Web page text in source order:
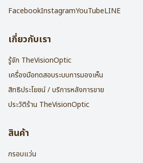
FacebookInstagramYouTubeLINE
เกี่ยวกับเรา
รู้จัก TheVisionOptic
เครื่องมือทดสอบระบบการมองเห็น
สิทธิประโยชน์ / บริการหลังการขาย
ประวัติร้าน TheVisionOptic
สินค้า
กรอบแว่น